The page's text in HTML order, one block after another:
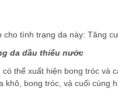
cho tình trạng da này: Tăng
da dầu thiếu nước
có thể xuất hiện bong tróc và
khô, bong tróc, và cuối cùng